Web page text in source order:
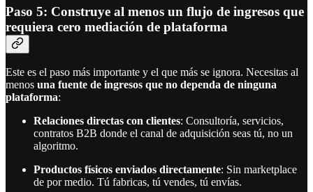
Paso 5: Construye al menos un flujo de ingresos que
requiera cero mediación de plataforma
Este es el paso más importante y el que más se ignora. Necesitas al
menos una fuente de ingresos que no dependa de ninguna
plataforma:
Relaciones directas con clientes: Consultoría, servicios,
contratos B2B donde el canal de adquisición seas tú, no un
algoritmo.
Productos físicos enviados directamente: Sin marketplace
de por medio. Tú fabricas, tú vendes, tú envías.